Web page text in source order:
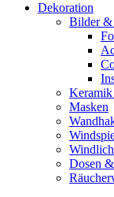
Dekoration
Bilder &
Masken
Dosen